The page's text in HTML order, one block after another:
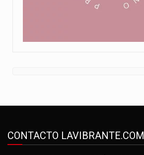
CONTACTO LAVIBRANTE.COM